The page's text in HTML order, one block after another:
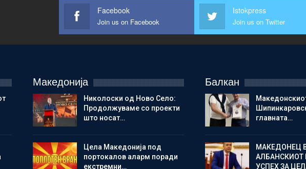
Facebook
Join us on Facebook
Istokpress
Join us on Twitter
Македонија
Николоски од Ново Село:
Продолжуваме со проекти
што носат…
Цела Македонија под
портокалов аларм поради
екстремни…
Балкан
главната…
МАКЕДОНЕЦ
АЛБАНСКИОТ
УСПЕХ ЗА